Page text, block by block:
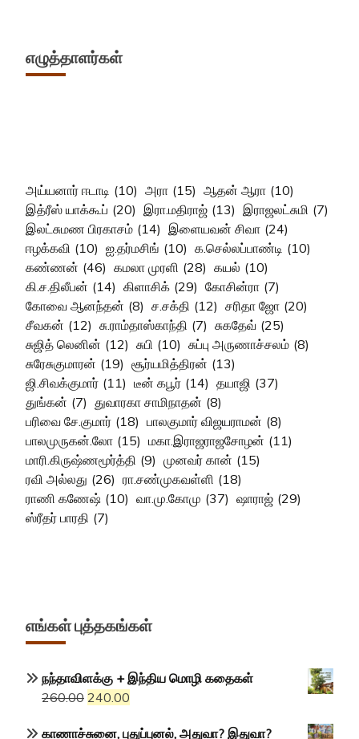
எழுத்தாளர்கள்
அய்யனார் ஈடாடி (10) அரா (15) ஆதன் ஆரா (10)
இத்ரீஸ் யாக்கூப் (20) இரா.மதிராஜ் (13) இராஜலட்சுமி (7)
இலட்சுமண பிரகாசம் (14) இளையவன் சிவா (24)
ஈழக்கவி (10) ஐ.தர்மசிங் (10) க.செல்லப்பாண்டி (10)
கண்ணன் (46) கமலா முரளி (28) கயல் (10)
கி.ச.திலீபன் (14) கிளாசிக் (29) கோசின்ரா (7)
கோவை ஆனந்தன் (8) ச.சக்தி (12) சரிதா ஜோ (20)
சீவகன் (12) சு.ராம்தாஸ்காந்தி (7) சுகதேவ் (25)
சுஜித் லெனின் (12) சுபி (10) சுப்பு அருணாச்சலம் (8)
சுரேசுகுமாரன் (19) சூர்யமித்திரன் (13)
ஜி.சிவக்குமார் (11) டீன் கபூர் (14) தயாஜி (37)
துங்கன் (7) துவாரகா சாமிநாதன் (8)
பரிவை சே.குமார் (18) பாலகுமார் விஜயராமன் (8)
பாலமுருகன்.லோ (15) மகா.இராஜராஜசோழன் (11)
மாரி.கிருஷ்ணமூர்த்தி (9) முனவர் கான் (15)
ரவி அல்லது (26) ரா.சண்முகவள்ளி (18)
ராணி கணேஷ் (10) வா.மு.கோமு (37) ஷாராஜ் (29)
ஸ்ரீதர் பாரதி (7)
எங்கள் புத்தகங்கள்
நந்தாவிளக்கு + இந்திய மொழி கதைகள்
260.00 Original
was:
240.00
is:
காணாச்சுனை, புதுப்புனல், அதுவா? இதுவா?